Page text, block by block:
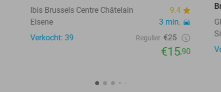
Ibis Brussels Centre Châtelain
9.4
Elsene
3 min.
Verkocht: 39
Regulier €25
€15,90